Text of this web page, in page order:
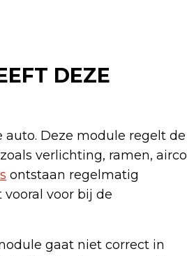
DEZE
auto. Deze module regelt de
verlichting, ramen, airco
ontstaan regelmatig
voor bij de
gaat niet correct in